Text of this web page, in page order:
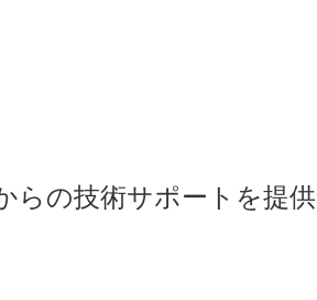
らの技術サポートを提供